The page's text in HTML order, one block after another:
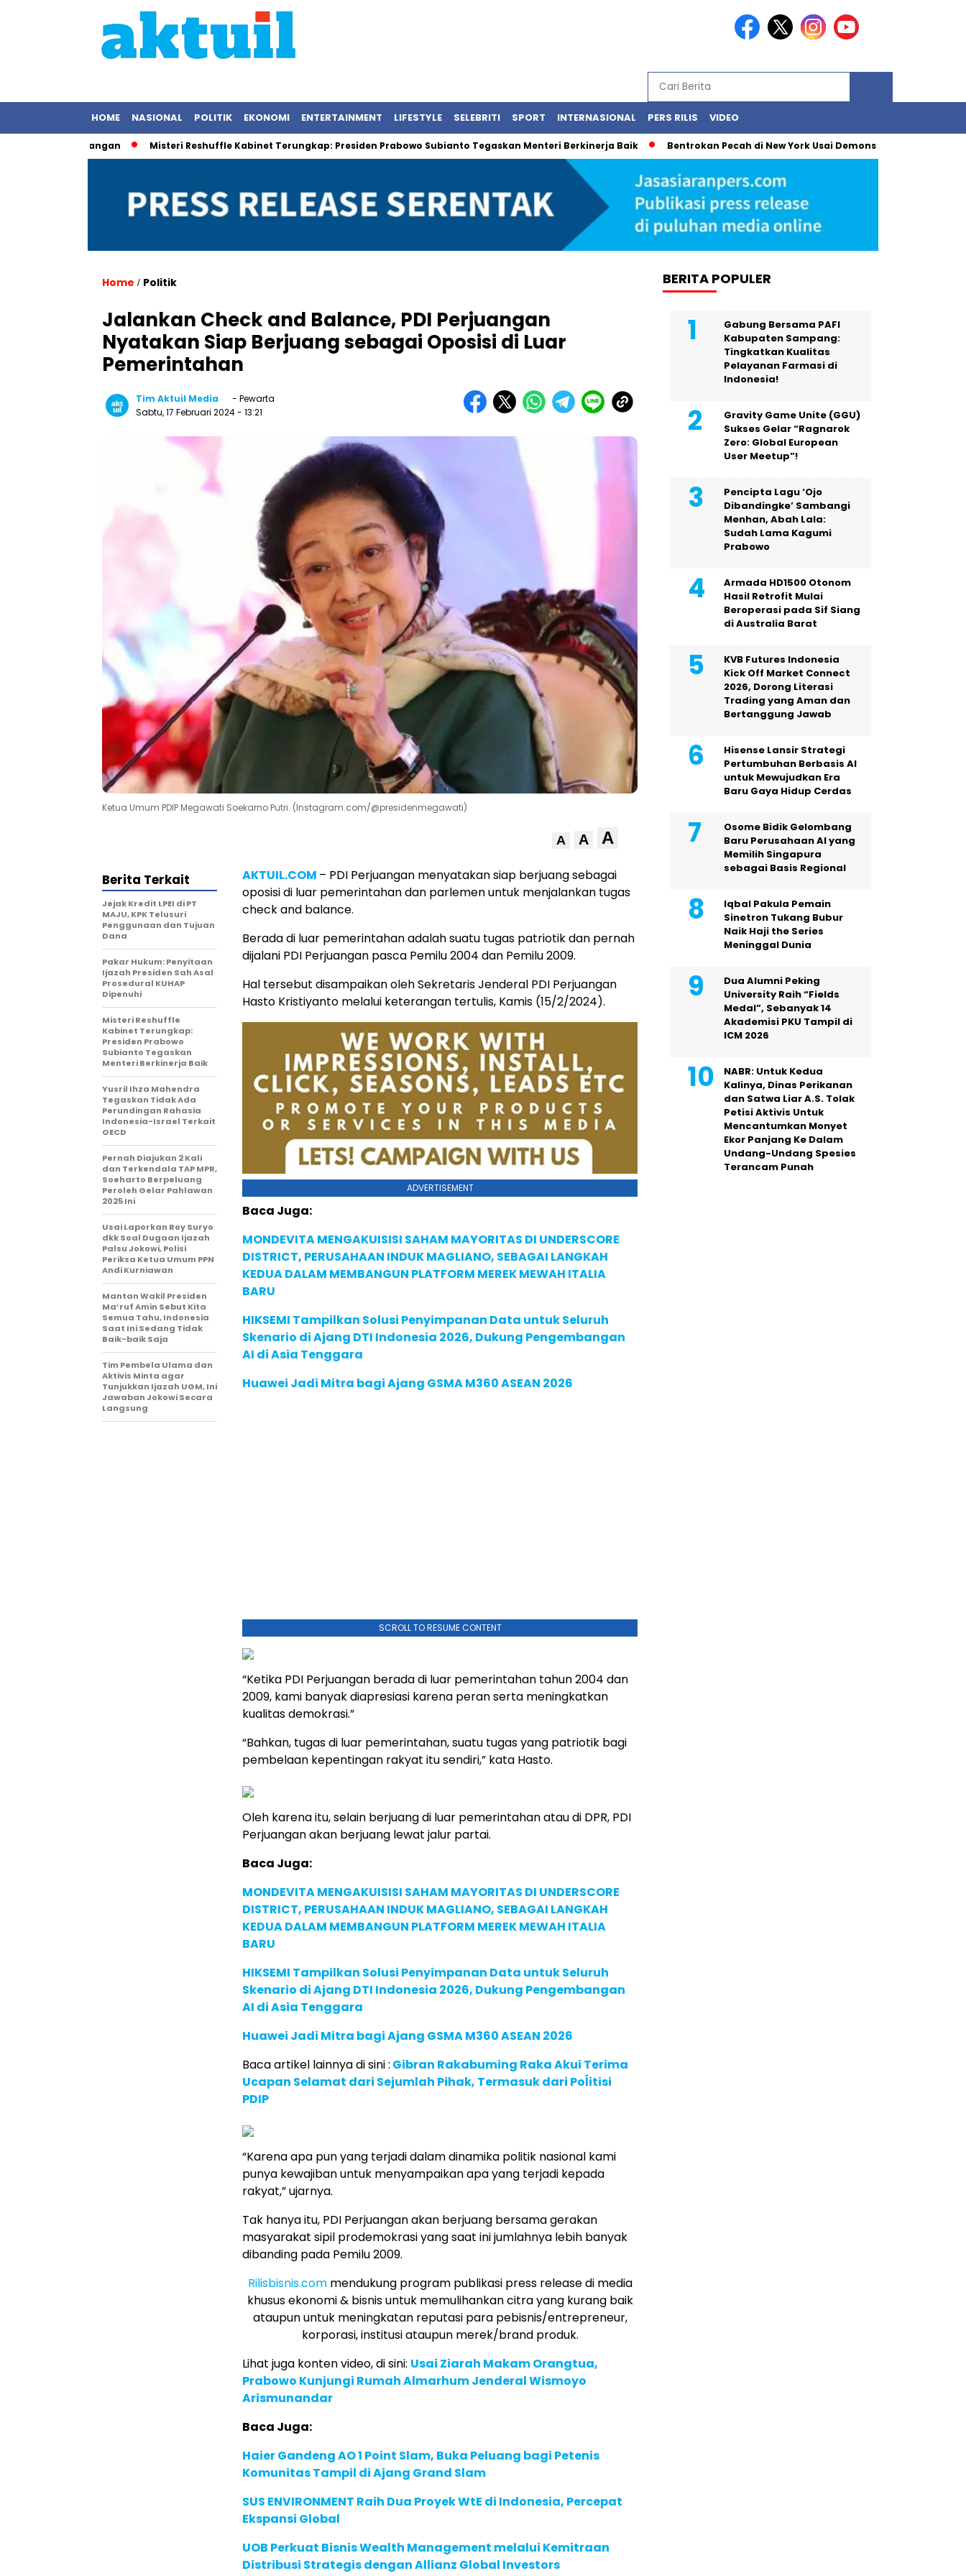
HOME NASIONAL POLITIK EKONOMI ENTERTAINMENT LIFESTYLE SELEBRITI SPORT INTERNASIONAL PERS RILIS VIDEO
Misteri Reshuffle Kabinet Terungkap: Presiden Prabowo Subianto Tegaskan Menteri Berkinerja Baik Bentrokan Pecah di New York Usai Demonstrasi Tolak Penangkapan
Home / Politik
Jalankan Check and Balance, PDI Perjuangan
Nyatakan Siap Berjuang sebagai Oposisi di Luar
Pemerintahan
Tim Aktuil Media
- Pewarta
Sabtu, 17 Februari 2024- 13:21
Ketua Umum PDIP Megawati Soekarno Putri. (Instagram.com/@presidenmegawati)
A A A
AKTUIL.COM – PDI Perjuangan menyatakan siap berjuang sebagai
oposisi di luar pemerintahan dan parlemen untuk menjalankan tugas
check and balance.
Berada di luar pemerintahan adalah suatu tugas patriotik dan pernah
dijalani PDI Perjuangan pasca Pemilu 2004 dan Pemilu 2009.
Hal tersebut disampaikan oleh Sekretaris Jenderal PDI Perjuangan
Hasto Kristiyanto melalui keterangan tertulis, Kamis (15/2/2024).
ADVERTISEMENT
Baca Juga:
MONDEVITA MENGAKUISISI SAHAM MAYORITAS DI UNDERSCORE
DISTRICT, PERUSAHAAN INDUK MAGLIANO, SEBAGAI LANGKAH
KEDUA DALAM MEMBANGUN PLATFORM MEREK MEWAH ITALIA
BARU
HIKSEMI Tampilkan Solusi Penyimpanan Data untuk Seluruh
Skenario di Ajang DTI Indonesia 2026, Dukung Pengembangan
AI di Asia Tenggara
Huawei Jadi Mitra bagi Ajang GSMA M360 ASEAN 2026
SCROLL TO RESUME CONTENT
“Ketika PDI Perjuangan berada di luar pemerintahan tahun 2004 dan
2009, kami banyak diapresiasi karena peran serta meningkatkan
kualitas demokrasi.”
“Bahkan, tugas di luar pemerintahan, suatu tugas yang patriotik bagi
pembelaan kepentingan rakyat itu sendiri,” kata Hasto.
Oleh karena itu, selain berjuang di luar pemerintahan atau di DPR, PDI
Perjuangan akan berjuang lewat jalur partai.
Baca Juga:
MONDEVITA MENGAKUISISI SAHAM MAYORITAS DI UNDERSCORE
DISTRICT, PERUSAHAAN INDUK MAGLIANO, SEBAGAI LANGKAH
KEDUA DALAM MEMBANGUN PLATFORM MEREK MEWAH ITALIA
BARU
HIKSEMI Tampilkan Solusi Penyimpanan Data untuk Seluruh
Skenario di Ajang DTI Indonesia 2026, Dukung Pengembangan
AI di Asia Tenggara
Huawei Jadi Mitra bagi Ajang GSMA M360 ASEAN 2026
Baca artikel lainnya di sini : Gibran Rakabuming Raka Akui Terima
Ucapan Selamat dari Sejumlah Pihak, Termasuk dari Poĺitisi
PDIP
“Karena apa pun yang terjadi dalam dinamika politik nasional kami
punya kewajiban untuk menyampaikan apa yang terjadi kepada
rakyat,” ujarnya.
Tak hanya itu, PDI Perjuangan akan berjuang bersama gerakan
masyarakat sipil prodemokrasi yang saat ini jumlahnya lebih banyak
dibanding pada Pemilu 2009.
Rilisbisnis.commendukung program publikasi press release di media
khusus ekonomi & bisnis untuk memulihankan citra yang kurang baik
ataupun untuk meningkatan reputasi para pebisnis/entrepreneur,
korporasi, institusi ataupun merek/brand produk.
Lihat juga konten video, di sini: Usai Ziarah Makam Orangtua,
Prabowo Kunjungi Rumah Almarhum Jenderal Wismoyo
Arismunandar
Baca Juga:
Haier Gandeng AO 1 Point Slam, Buka Peluang bagi Petenis
Komunitas Tampil di Ajang Grand Slam
SUS ENVIRONMENT Raih Dua Proyek WtE di Indonesia, Percepat
Ekspansi Global
UOB Perkuat Bisnis Wealth Management melalui Kemitraan
Distribusi Strategis dengan Allianz Global Investors
Berita Terkait
Jejak Kredit LPEI di PT
MAJU, KPK Telusuri
Penggunaan dan Tujuan
Dana
Pakar Hukum: Penyitaan
Ijazah Presiden Sah Asal
Prosedural KUHAP
Dipenuhi
Misteri Reshuffle
Kabinet Terungkap:
Presiden Prabowo
Subianto Tegaskan
Menteri Berkinerja Baik
Yusril Ihza Mahendra
Tegaskan Tidak Ada
Perundingan Rahasia
Indonesia-Israel Terkait
OECD
Pernah Diajukan 2 Kali
dan Terkendala TAP MPR,
Soeharto Berpeluang
Peroleh Gelar Pahlawan
2025 Ini
Usai Laporkan Roy Suryo
dkk Soal Dugaan Ijazah
Palsu Jokowi, Polisi
Periksa Ketua Umum PPN
Andi Kurniawan
Mantan Wakil Presiden
Ma’ruf Amin Sebut Kita
Semua Tahu, Indonesia
Saat Ini Sedang Tidak
Baik-baik Saja
Tim Pembela Ulama dan
Aktivis Minta agar
Tunjukkan Ijazah UGM, Ini
Jawaban Jokowi Secara
Langsung
BERITA POPULER
Gabung Bersama PAFI
Kabupaten Sampang:
Tingkatkan Kualitas
Pelayanan Farmasi di
Indonesia!
Gravity Game Unite (GGU)
Sukses Gelar “Ragnarok
Zero: Global European
User Meetup”!
Pencipta Lagu ‘Ojo
Dibandingke’ Sambangi
Menhan, Abah Lala:
Sudah Lama Kagumi
Prabowo
Armada HD1500 Otonom
Hasil Retrofit Mulai
Beroperasi pada Sif Siang
di Australia Barat
KVB Futures Indonesia
Kick Off Market Connect
2026, Dorong Literasi
Trading yang Aman dan
Bertanggung Jawab
Hisense Lansir Strategi
Pertumbuhan Berbasis AI
untuk Mewujudkan Era
Baru Gaya Hidup Cerdas
Osome Bidik Gelombang
Baru Perusahaan AI yang
Memilih Singapura
sebagai Basis Regional
Iqbal Pakula Pemain
Sinetron Tukang Bubur
Naik Haji the Series
Meninggal Dunia
Dua Alumni Peking
University Raih “Fields
Medal”, Sebanyak 14
Akademisi PKU Tampil di
ICM 2026
NABR: Untuk Kedua
Kalinya, Dinas Perikanan
dan Satwa Liar A.S. Tolak
Petisi Aktivis Untuk
Mencantumkan Monyet
Ekor Panjang Ke Dalam
Undang-Undang Spesies
Terancam Punah